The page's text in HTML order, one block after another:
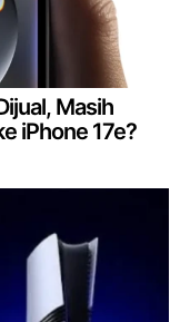
Masih
iPhone 17e?